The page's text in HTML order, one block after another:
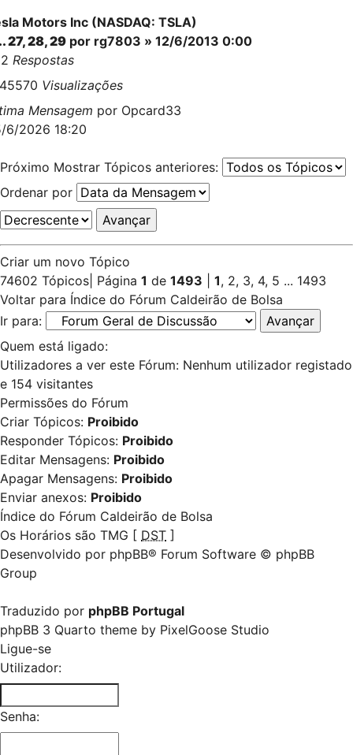
Motors Inc (NASDAQ: TSLA)
27,28,29 por rg7803 » 12/6/2013 0:00
Respostas
Visualizações
Mensagem por Opcard33
6/2026 18:20
Próximo Mostrar Tópicos anteriores:
Ordenar por
Criar um novo Tópico
74602 Tópicos Página 1 de 1493 1, 2, 3, 4, 5 ... 1493
Voltar para Índice do Fórum Caldeirão de Bolsa
Ir para:
Quem está ligado:
Utilizadores a ver este Fórum: Nenhum utilizador registado
e 154 visitantes
Permissões do Fórum
Criar Tópicos: Proibido
Responder Tópicos: Proibido
Editar Mensagens: Proibido
Apagar Mensagens: Proibido
Enviar anexos: Proibido
Índice do Fórum Caldeirão de Bolsa
Os Horários são TMG [ DST ]
Desenvolvido por phpBB® Forum Software © phpBB
Group
Traduzido por phpBB Portugal
phpBB 3 Quarto theme by PixelGoose Studio
Ligue-se
Utilizador:
Senha: